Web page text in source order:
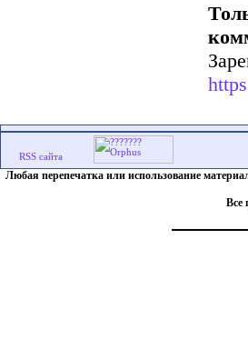
Любая перепечатка или использование
Все